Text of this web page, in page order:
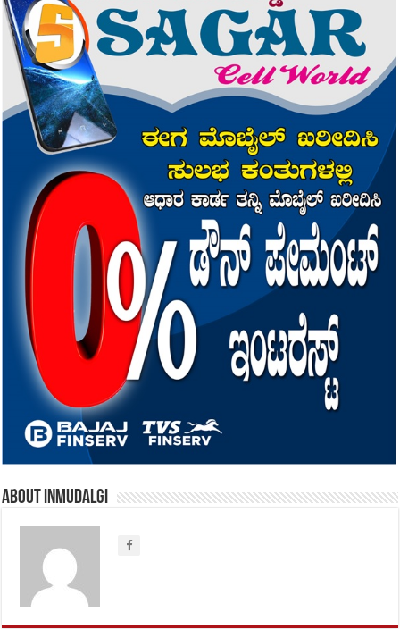
About inmudalgi